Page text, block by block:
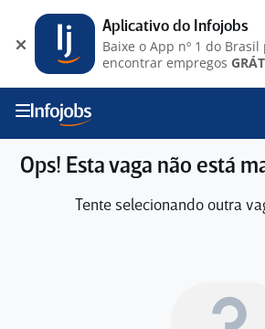
Ops! Esta vaga não está
Tente selecionando outra
Aplicativo do Infojobs
Baixe o App nº 1 do Brasil
encontrar empregos